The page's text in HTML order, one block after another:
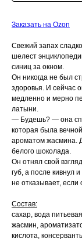
Заказать на Ozon
Свежий запах
шелест
синиц за окном.
Он никогда не был
здоровья. И сейчас
медленно и мерно
латыни.
— Будешь? — она
которая была
ароматом жасмина.
белого шоколада.
Он отнял свой
губ, а после кивнул
не отказывает, если
Состав:
сахар, вода
жасмин,
кислота,